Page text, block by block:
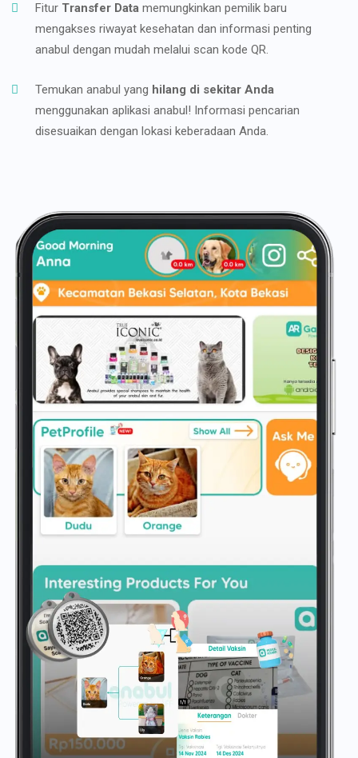
Fitur Transfer Data memungkinkan pemilik baru
mengakses riwayat kesehatan dan informasi penting
anabul dengan mudah melalui scan kode QR.
Temukan anabul yang hilang di sekitar Anda
menggunakan aplikasi anabul! Informasi pencarian
disesuaikan dengan lokasi keberadaan Anda.